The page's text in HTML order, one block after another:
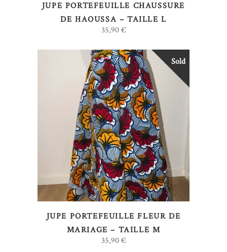
JUPE PORTEFEUILLE CHAUSSURE
DE HAOUSSA – TAILLE L
35,90€
Sold
LIRE LA SUITE
JUPE PORTEFEUILLE FLEUR DE
MARIAGE – TAILLE M
35,90€